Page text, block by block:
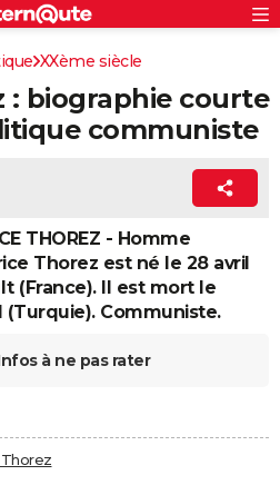
XXème siècle
: biographie courte
communiste
THOREZ - Homme
Thorez est né le 28 avril
(France). Il est mort le
(Turquie). Communiste.
à ne pas rater